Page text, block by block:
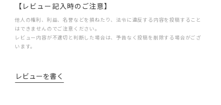
【レビュー記入時のご注意】
他人の権利、利益、名誉などを損ねたり、法令に違反する内容を投稿すること
はできませんのでご注意ください。
レビュー内容が不適切と判断した場合は、予告なく投稿を削除する場合がござ
います。
レビューを書く